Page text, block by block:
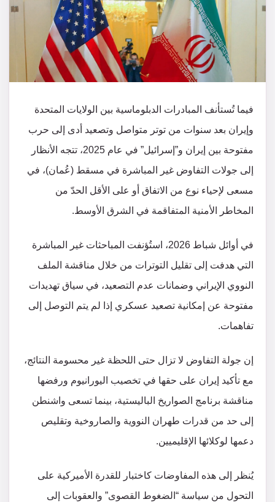
فيما تُستأنف المبادرات الدبلوماسية بين الولايات المتحدة
وإيران بعد سنوات من توتر متواصل وتصعيد أدى إلى حرب
مفتوحة بين إيران و”إسرائيل” في عام 2025، تتجه الأنظار
إلى جولات التفاوض غير المباشرة في مسقط (عُمان)، في
مسعى لإحياء نوع من الاتفاق أو على الأقل الحدّ من
المخاطر الأمنية المتفاقمة في الشرق الأوسط.
في أوائل شباط 2026، استُؤنفت المباحثات غير المباشرة
التي هدفت إلى تقليل التوترات من خلال مناقشة الملف
النووي الإيراني وضمانات عدم التصعيد، في سياق تهديدات
مفتوحة عن إمكانية تصعيد عسكري إذا لم يتم التوصل إلى
تفاهمات.
إن جولة التفاوض لا تزال حتى اللحظة غير محسومة النتائج،
مع تأكيد إيران على حقها في تخصيب اليورانيوم ورفضها
مناقشة برنامج الصواريخ الباليستية، بينما تسعى واشنطن
إلى حد من قدرات طهران النووية والصاروخية وتقليص
دعمها لوكلائها الإقليميين.
يُنظر إلى هذه المفاوضات كاختبار للقدرة الأميركية على
التحول من سياسة “الضغوط القصوى” والعقوبات إلى